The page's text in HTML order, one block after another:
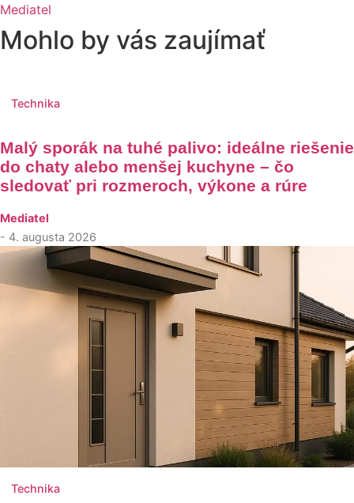
Mediatel
Mohlo by vás zaujímať
Technika
Malý sporák na tuhé palivo: ideálne riešenie
do chaty alebo menšej kuchyne – čo
sledovať pri rozmeroch, výkone a rúre
Mediatel
- 4. augusta 2026
Technika